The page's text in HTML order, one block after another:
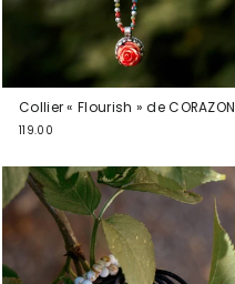
Collier « Flourish » de CORAZON
119.00